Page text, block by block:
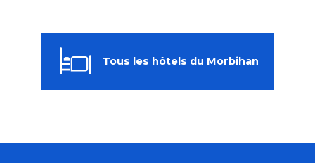
Tous les hôtels du Morbihan